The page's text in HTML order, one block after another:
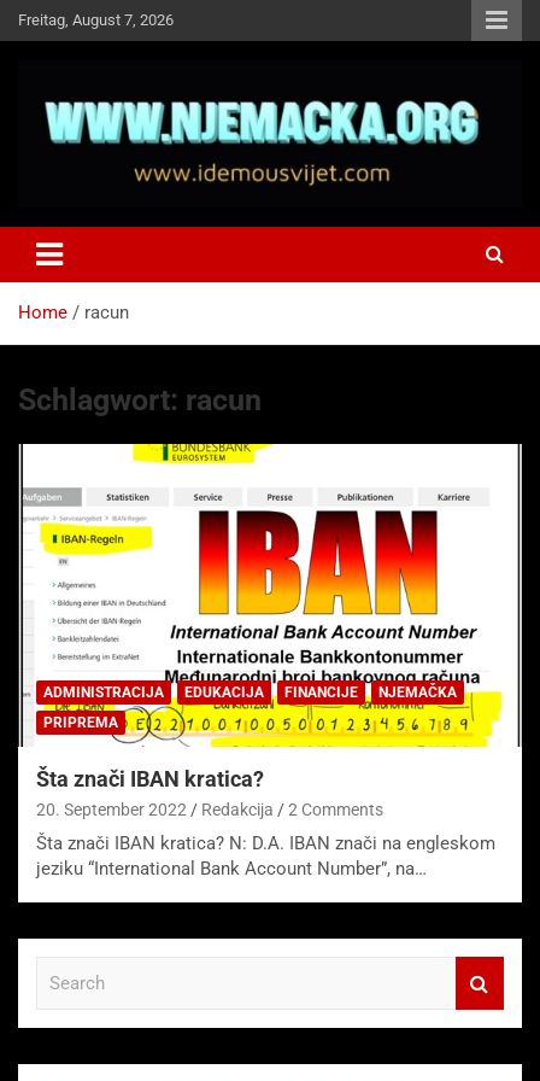
Skip
to
Freitag, August 7, 2026
Idemo u Svijet-Njemacka!
Home racun
Schlagwort: racun
ADMINISTRACIJA EDUKACIJA FINANCIJE
NJEMAČKA
PRIPREMA
Šta znači IBAN kratica?
20. September 2022 Redakcija 2 Comments
Šta znači IBAN kratica? N: D.A. IBAN znači na engleskom
jeziku “International Bank Account Number”, na…
c